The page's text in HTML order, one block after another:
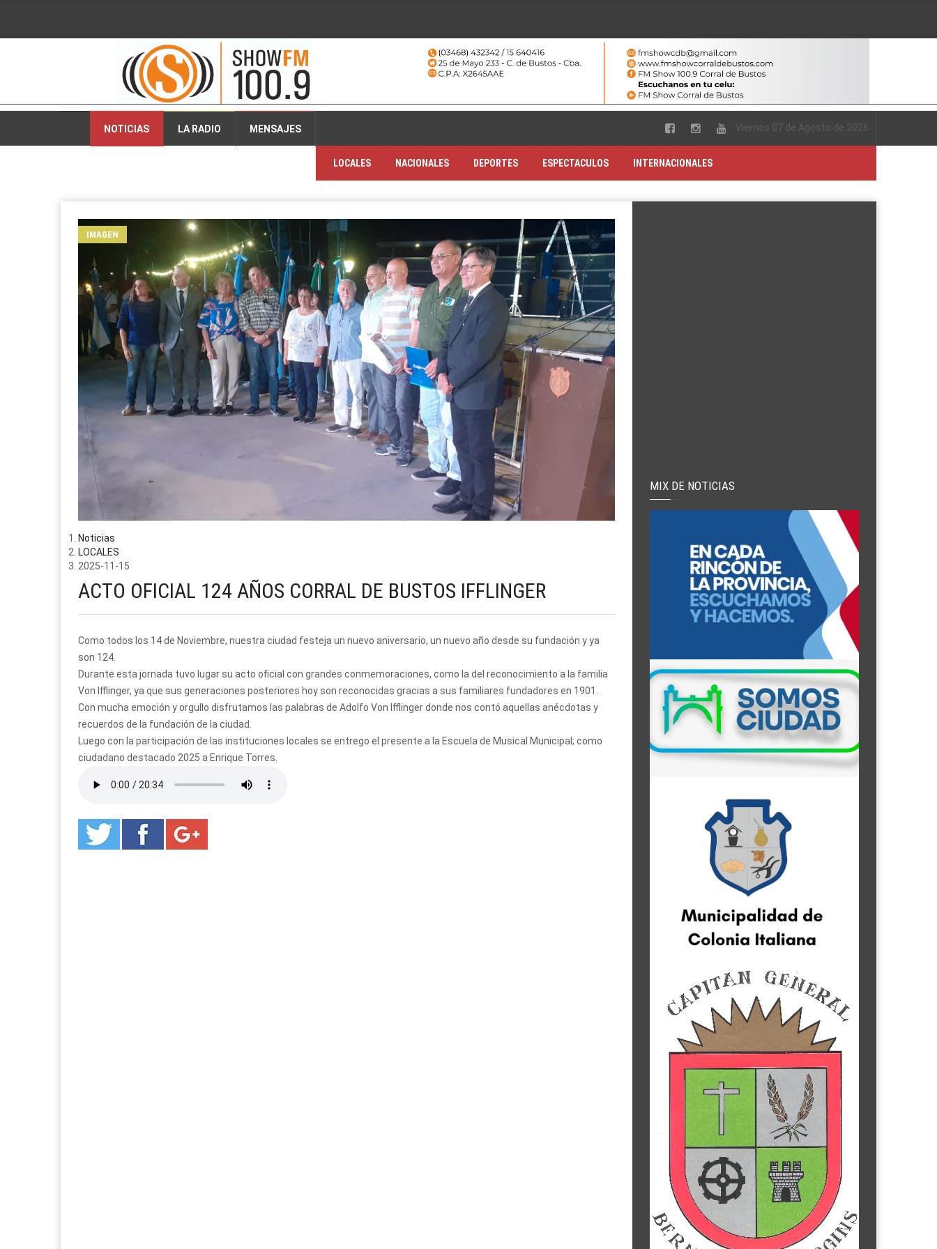
2026-08-07 16:39:54
NOTICIAS
LA RADIO MENSAJES Viernes 07 de Agosto de 2026
LOCALES NACIONALES DEPORTES ESPECTACULOS INTERNACIONALES
IMAGEN
Noticias
LOCALES
2025-11-15
ACTO OFICIAL 124 AÑOS CORRAL DE BUSTOS IFFLINGER
Como todos los 14 de Noviembre, nuestra ciudad festeja un nuevo aniversario, un nuevo año desde su fundación y ya
son 124.
Durante esta jornada tuvo lugar su acto oficial con grandes conmemoraciones, como la del reconocimiento a la familia
Von Ifflinger, ya que sus generaciones posteriores hoy son reconocidas gracias a sus familiares fundadores en 1901.
Con mucha emoción y orgullo disfrutamos las palabras de Adolfo Von Ifflinger donde nos contó aquellas anécdotas y
recuerdos de la fundación de la ciudad.
Luego con la participación de las instituciones locales se entrego el presente a la Escuela de Musical Municipal; como
ciudadano destacado 2025 a Enrique Torres.
MIX DE NOTICIAS